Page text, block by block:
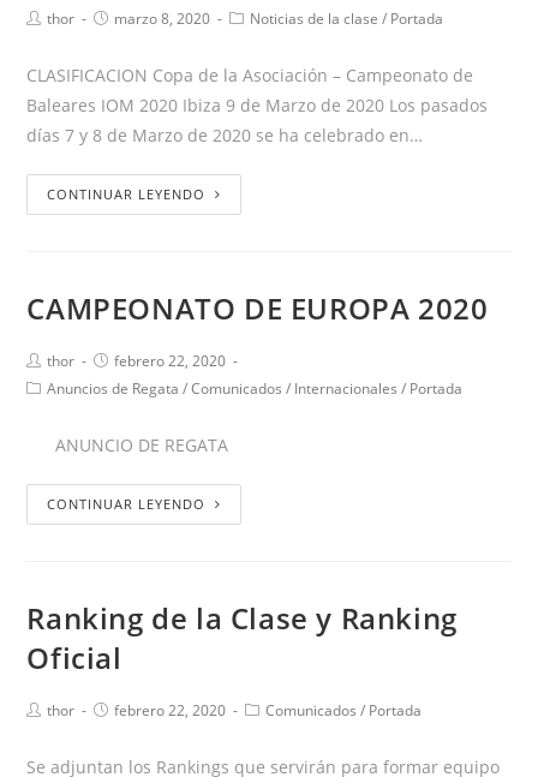
thor marzo 8, 2020 Noticias de la clase / Portada
CLASIFICACION Copa de la Asociación – Campeonato de
Baleares IOM 2020 Ibiza 9 de Marzo de 2020 Los pasados
días 7 y 8 de Marzo de 2020 se ha celebrado en…
CONTINUAR LEYENDO
CAMPEONATO DE EUROPA 2020
thor
febrero 22, 2020
Anuncios de Regata / Comunicados / Internacionales / Portada
ANUNCIO DE REGATA
CONTINUAR LEYENDO
Ranking de la Clase y Ranking
Oficial
thor febrero 22, 2020 Comunicados / Portada
Se adjuntan los Rankings que servirán para formar equipo